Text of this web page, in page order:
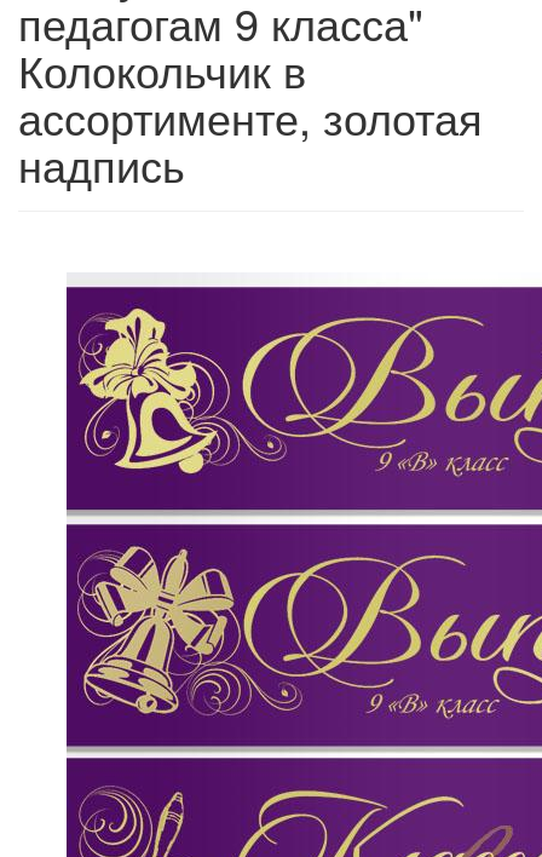
педагогам 9 класса"
Колокольчик в
ассортименте, золотая
надпись